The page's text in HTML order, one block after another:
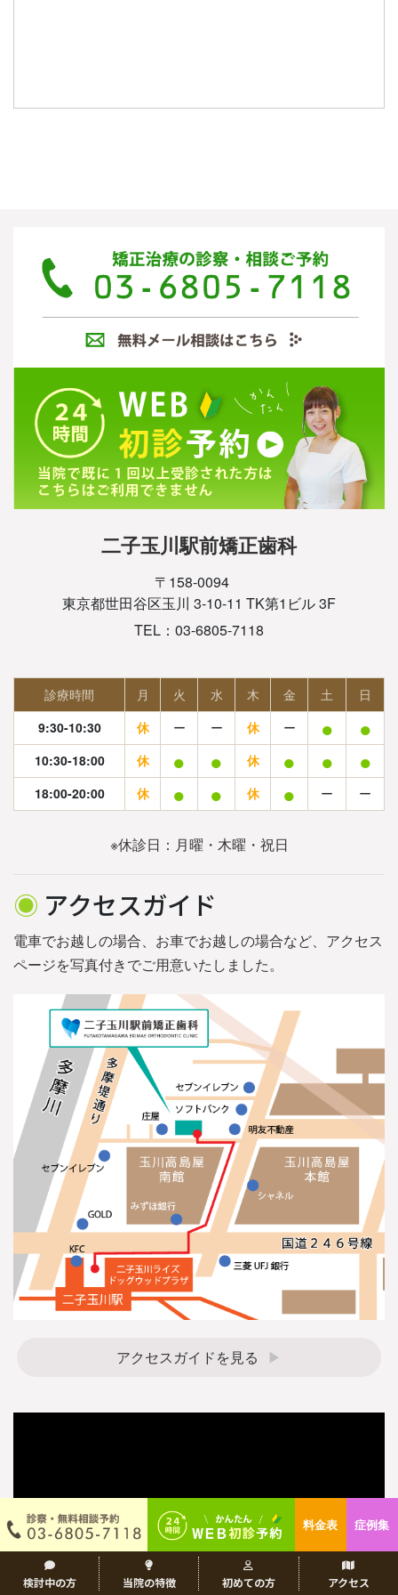
二子玉川駅前矯正歯科
〒158-0094
東京都世田谷区玉川 3-10-11 TK第1ビル 3F
TEL：03-6805-7118
診療時間 月 火 水 木 金 土
日
9:30-10:30
休 ー ー 休 ー ● ●
10:30-18:00 休 ● ● 休 ● ● ●
18:00-20:00 休 ● ● 休 ● ー ー
※休診日：月曜・木曜・祝日
◉ アクセスガイド
電車でお越しの場合、お車でお越しの場合など、アクセス
ページを写真付きでご用意いたしました。
アクセスガイドを見る
検討中の方 当院の特徴 初めての方 アクセス
料金表 症例集